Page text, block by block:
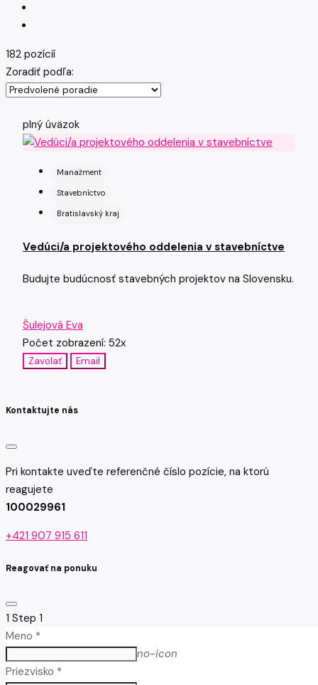
182 pozícií
Zoradiť podľa:
plný úväzok
Manažment
Stavebníctvo
Bratislavský kraj
Vedúci/a projektového oddelenia v stavebníctve
Budujte budúcnosť stavebných projektov na Slovensku.
Šulejová Eva
Počet zobrazení: 52x
Zavolať Email
Kontaktujte nás
Pri kontakte uveďte referenčné číslo pozície, na ktorú
reagujete
100029961
+421 907 915 611
Reagovať na ponuku
1 Step 1
Meno *
no-icon
Priezvisko *